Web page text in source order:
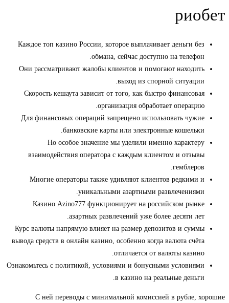
риобет
Каждое топ казино России, которое выплачивает деньги без
обмана, сейчас доступно на телефон.
Они рассматривают жалобы клиентов и помогают находить
выход из спорной ситуации.
Скорость кешаута зависит от того, как быстро финансовая
организация обработает операцию.
Для финансовых операций запрещено использовать чужие
банковские карты или электронные кошельки.
Но особое значение мы уделили именно характеру
взаимодействия оператора с каждым клиентом и отзывы
гемблеров.
Многие операторы также удивляют клиентов редкими и
уникальными азартными развлечениями.
Казино Azino777 функционирует на российском рынке
азартных развлечений уже более десяти лет.
Курс валюты напрямую влияет на размер депозитов и суммы
вывода средств в онлайн казино, особенно когда валюта счёта
отличается от валюты казино.
Ознакомьтесь с политикой, условиями и бонусными условиями
в казино на реальные деньги.
С ней переводы с минимальной комиссией в рубле, хорошие